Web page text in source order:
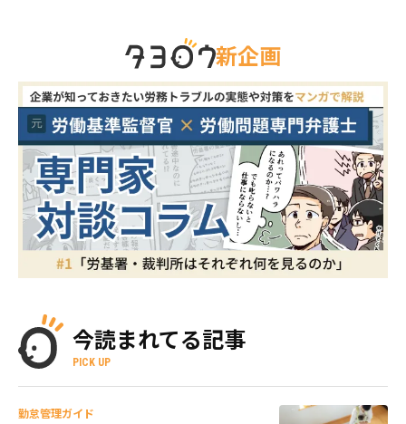
新企画
今読まれてる記事
PICK UP
勤怠管理ガイド